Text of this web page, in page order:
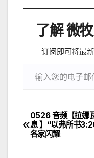
了解 微
订阅即可将最
文
章
0526 音频【拉娜
息 】“以弗所书
各家闪耀